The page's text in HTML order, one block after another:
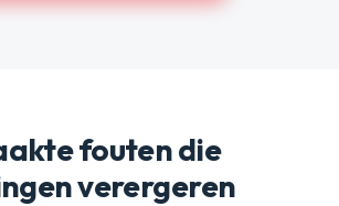
fouten die
verergeren